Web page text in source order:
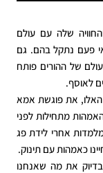
שלה עם עולם
פעם נתקל בהם. גם
של ההורים פותח
לאוסף.
האלו, את פוגשת אמא
מתחילות לפני
אחרי לידת פג
כאמהות עם תינוק.
את מה שאנחנו